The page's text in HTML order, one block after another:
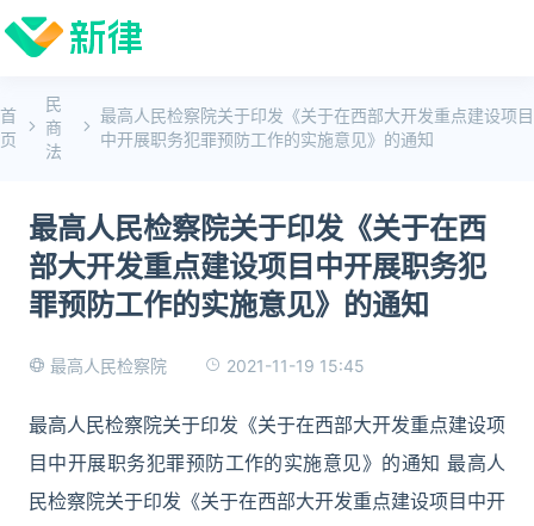
首
页
民
商
法
最高人民检察院关于印发《关于在西部大开发重点建设项目
中开展职务犯罪预防工作的实施意见》的通知
最高人民检察院关于印发《关于在西
部大开发重点建设项目中开展职务犯
罪预防工作的实施意见》的通知
最高人民检察院 2021-11-19 15:45
最高人民检察院关于印发《关于在西部大开发重点建设项
目中开展职务犯罪预防工作的实施意见》的通知 最高人
民检察院关于印发《关于在西部大开发重点建设项目中开